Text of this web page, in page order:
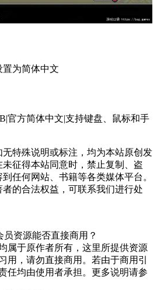
为简体中文
官方简体中文|支持键盘、鼠标和手
特殊说明或标注，均为本站原创发
征得本站同意时，禁止复制、盗
任何网站、书籍等各类媒体平台。
的合法权益，可联系我们进行处
资源能否直接商用？
属于原作者所有，这里所提供资源
用，请勿直接商用。若由于商用引
任均由使用者承担。更多说明请参